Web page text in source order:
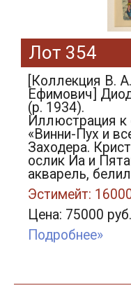
Лот 354
[Коллекция В.
Ефимович]
(р. 1934).
Иллюстрация к
«Винни-Пух и
Заходера.
ослик Иа и
акварель,
Эстимейт:
Цена: 75000 руб.
Подробнее»